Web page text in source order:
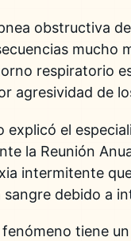
obstructiva
mucho
respiratorio
agresividad de
explicó el
la Reunión
intermitente
sangre debido a
fenómeno tiene